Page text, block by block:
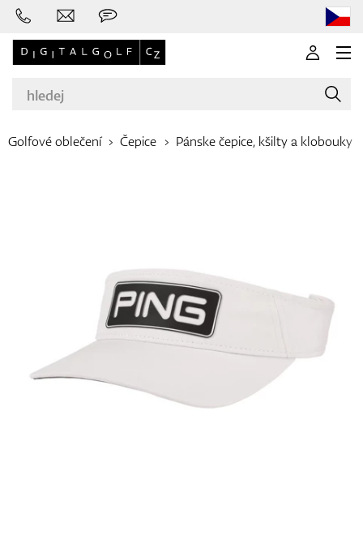
Oblečení
Boty
Golfové oblečení Čepice Pánske čepice, kšilty a klobouky